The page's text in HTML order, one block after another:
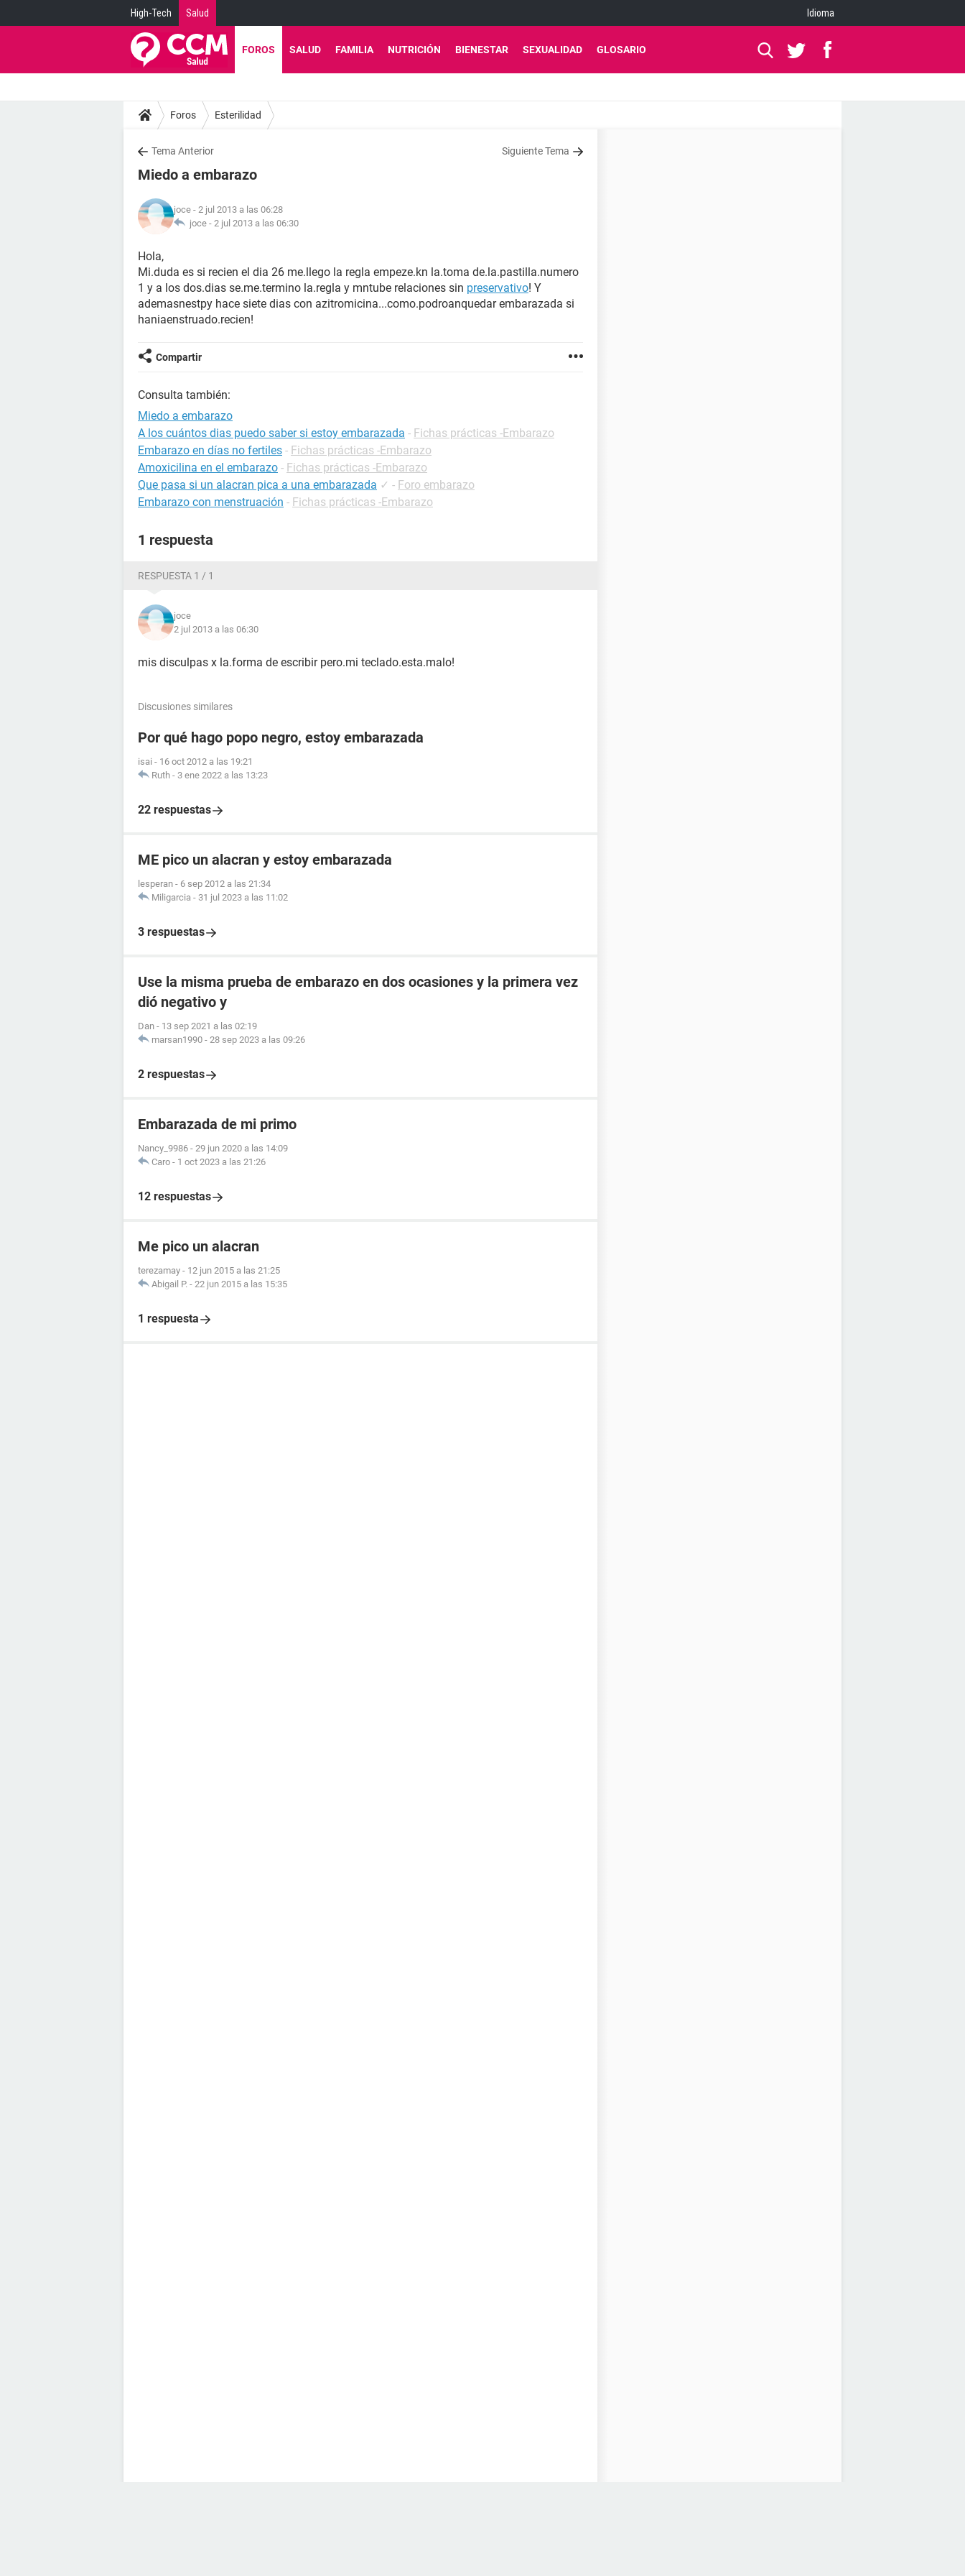
High-Tech Salud Idioma
FOROS SALUD FAMILIA NUTRICIÓN BIENESTAR SEXUALIDAD GLOSARIO
Foros Esterilidad
Tema Anterior Siguiente Tema
Miedo a embarazo
joce - 2 jul 2013 a las 06:28
joce - 2 jul 2013 a las 06:30
Hola,
Mi.duda es si recien el dia 26 me.llego la regla empeze.kn la.toma de.la.pastilla.numero
1 y a los dos.dias se.me.termino la.regla y mntube relaciones sin preservativo! Y
ademasnestpy hace siete dias con azitromicina...como.podroanquedar embarazada si
haniaenstruado.recien!
Compartir
Consulta también:
Miedo a embarazo
A los cuántos dias puedo saber si estoy embarazada - Fichas prácticas -Embarazo
Embarazo en días no fertiles - Fichas prácticas -Embarazo
Amoxicilina en el embarazo - Fichas prácticas -Embarazo
Que pasa si un alacran pica a una embarazada ✓ - Foro embarazo
Embarazo con menstruación - Fichas prácticas -Embarazo
1 respuesta
RESPUESTA 1 / 1
joce
2 jul 2013 a las 06:30
mis disculpas x la.forma de escribir pero.mi teclado.esta.malo!
Discusiones similares
Por qué hago popo negro, estoy embarazada
isai - 16 oct 2012 a las 19:21
Ruth - 3 ene 2022 a las 13:23
22 respuestas
ME pico un alacran y estoy embarazada
lesperan - 6 sep 2012 a las 21:34
Miligarcia - 31 jul 2023 a las 11:02
3 respuestas
Use la misma prueba de embarazo en dos ocasiones y la primera vez
dió negativo y
Dan - 13 sep 2021 a las 02:19
marsan1990 - 28 sep 2023 a las 09:26
2 respuestas
Embarazada de mi primo
Nancy_9986 - 29 jun 2020 a las 14:09
Caro - 1 oct 2023 a las 21:26
12 respuestas
Me pico un alacran
terezamay - 12 jun 2015 a las 21:25
Abigail P. - 22 jun 2015 a las 15:35
1 respuesta